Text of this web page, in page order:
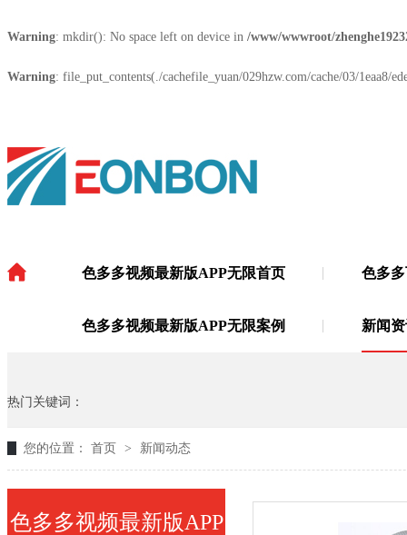
Warning: mkdir(): No space left on device in /www/wwwroot/
Warning: file_put_contents(./cachefile_yuan/029hzw.com/cache/03/
色多多视频最新版APP无限首页 色多
色多多视频最新版APP无限案例 新闻
热门关键词：
您的位置： 首页 > 新闻动态
色多多视频最新版APP